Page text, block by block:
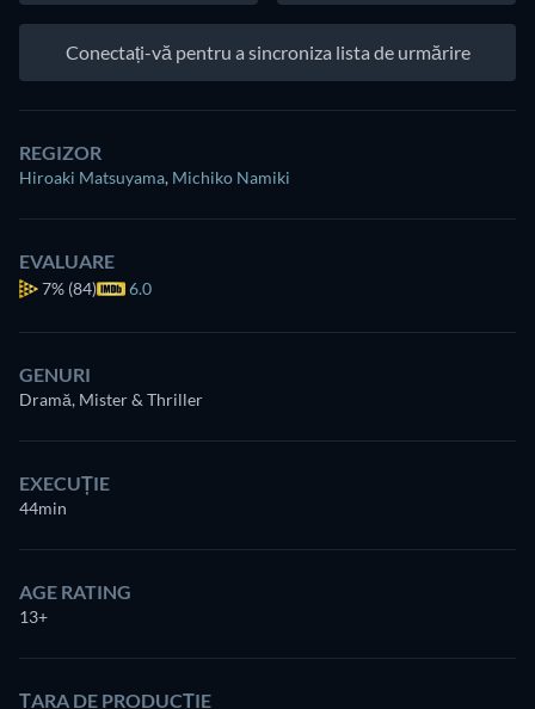
Conectați-vă pentru a sincroniza lista de urmărire
REGIZOR
Hiroaki Matsuyama, Michiko Namiki
EVALUARE
7% (84) 6.0
GENURI
Dramă, Mister & Thriller
EXECUȚIE
44min
AGE RATING
13+
ȚARA DE PRODUCȚIE